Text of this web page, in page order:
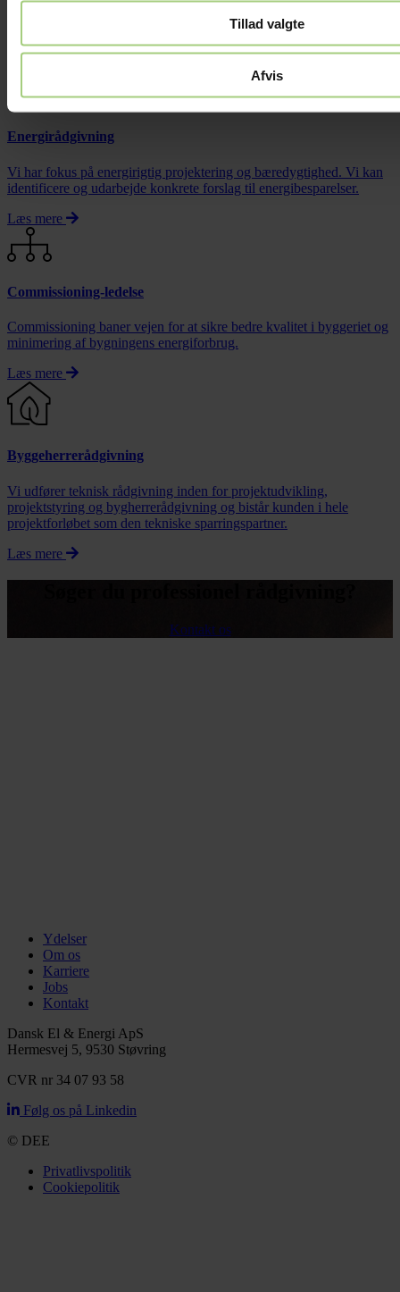
Tillad valgte
Afvis
der skaber sammenhæng, godt arbejdsmiljø og den helt rigtige
Læs mere
Energirådgivning
Vi har fokus på energirigtig projektering og bæredygtighed. Vi kan
identificere og udarbejde konkrete forslag til energibesparelser.
Læs mere
Commissioning-ledelse
Commissioning baner vejen for at sikre bedre kvalitet i byggeriet og
minimering af bygningens energiforbrug.
Læs mere
Byggeherrerådgivning
Vi udfører teknisk rådgivning inden for projektudvikling,
projektstyring og bygherrerådgivning og bistår kunden i hele
projektforløbet som den tekniske sparringspartner.
Læs mere
Kontakt os
Ydelser
Om os
Karriere
Jobs
Kontakt
Dansk El & Energi ApS
Hermesvej 5, 9530 Støvring
CVR nr 34 07 93 58
Følg os på Linkedin
© DEE
Privatlivspolitik
Cookiepolitik